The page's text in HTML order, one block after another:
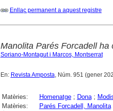
Enllaç permanent a aquest registre
Manolita Parés Forcadell ha
Soriano-Montagut i Marcos, Montserrat
En: Revista Amposta, Núm. 951 (gener
Matèries: Homenatge; Dona;
Matèries:
Parés Forcadell, Manolita